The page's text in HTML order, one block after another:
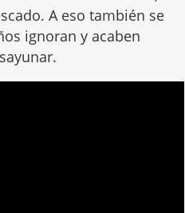
A eso también se
ignoran y acaben